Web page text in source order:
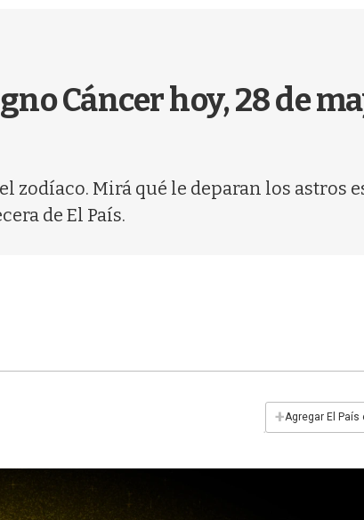
Cáncer hoy, 28 de
Mirá qué le deparan los astros
de El País.
+Agregar El País